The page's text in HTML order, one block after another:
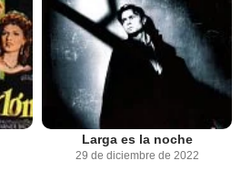
Larga es la noche
29 de diciembre de 2022